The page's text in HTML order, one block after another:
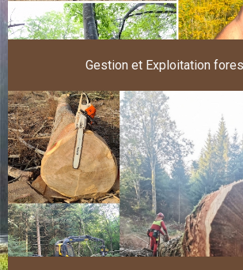
Gestion et Exploitation